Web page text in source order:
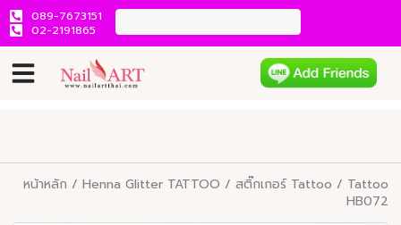
089-7673151
02-2191865
หน้าหลัก / Henna Glitter TATTOO / สติ๊กเกอร์ Tattoo / Tattoo
HB072